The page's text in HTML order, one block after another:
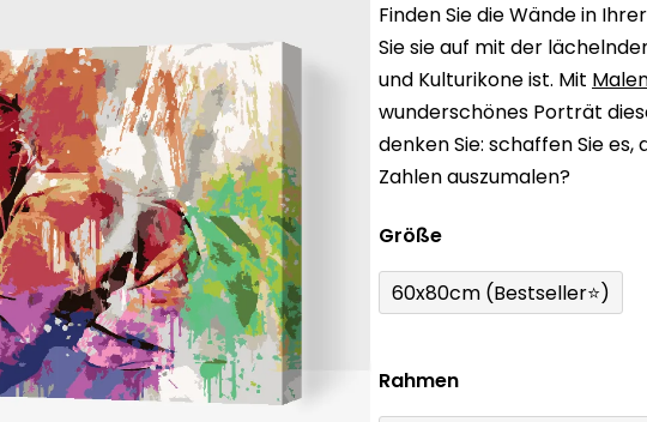
Produktbewertung
ist
0,0
von
5
Sternen.
Finden Sie die Wände in
Sie sie auf mit der
und Kulturikone ist. Mit
wunderschönes Porträt
denken Sie: schaffen Sie
Zahlen auszumalen?
Größe
60x80cm (Bestseller⭐)
Rahmen